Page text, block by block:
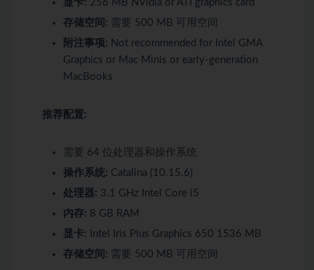
显卡: 256 MB NVidia or ATI graphics card
存储空间: 需要 500 MB 可用空间
附注事项: Not recommended for Intel GMA
Graphics or Mac Minis or early-generation
MacBooks
推荐配置:
需要 64 位处理器和操作系统
操作系统: Catalina (10.15.6)
处理器: 3.1 GHz Intel Core i5
内存: 8 GB RAM
显卡: Intel Iris Plus Graphics 650 1536 MB
存储空间: 需要 500 MB 可用空间